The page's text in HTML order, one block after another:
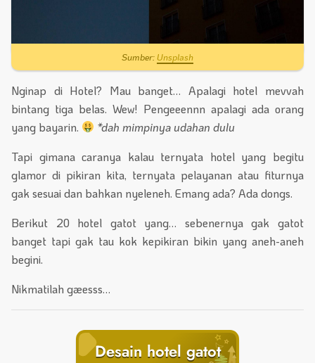
Sumber:Unsplash
Nginap di Hotel? Mau banget… Apalagi hotel mevvah
bintang tiga belas. Wew! Pengeeennn apalagi ada orang
yang bayarin.
*dah mimpinya udahan dulu
Tapi gimana caranya kalau ternyata hotel yang begitu
glamor di pikiran kita, ternyata pelayanan atau fiturnya
gak sesuai dan bahkan nyeleneh. Emang ada? Ada dongs.
Berikut 20 hotel gatot yang… sebenernya gak gatot
banget tapi gak tau kok kepikiran bikin yang aneh-aneh
begini.
Nikmatilah gæesss…
Desain hotel gatot